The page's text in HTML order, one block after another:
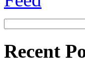
for:
Recent